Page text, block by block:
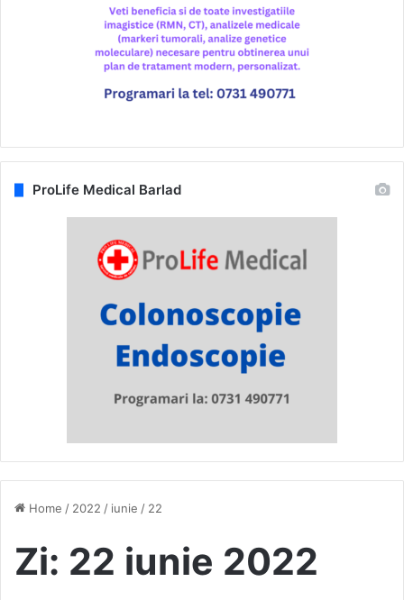
Home / 2022 / iunie / 22
Zi: 22 iunie 2022
ProLife Medical Barlad